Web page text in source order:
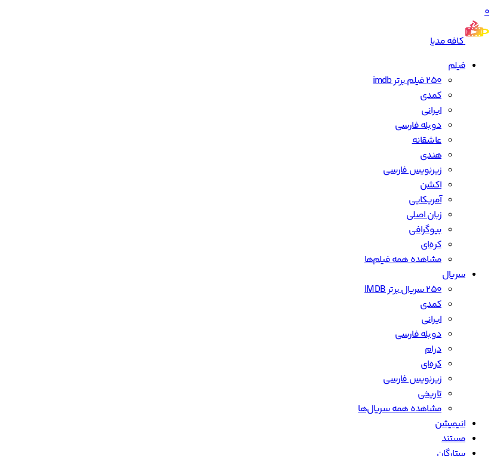
0
کافه مدیا
فیلم
250 فیلم برتر imdb
کمدی
ایرانی
دوبله فارسی
عاشقانه
هندی
زیرنویس فارسی
اکشن
آمریکایی
زبان اصلی
بیوگرافی
کره‌ای
مشاهده همه فیلم‌ها
سریال
۲۵۰ سریال برتر IMDB
کمدی
ایرانی
دوبله فارسی
درام
کره‌ای
زیرنویس فارسی
تاریخی
مشاهده همه سریال‌ها
انیمیشن
مستند